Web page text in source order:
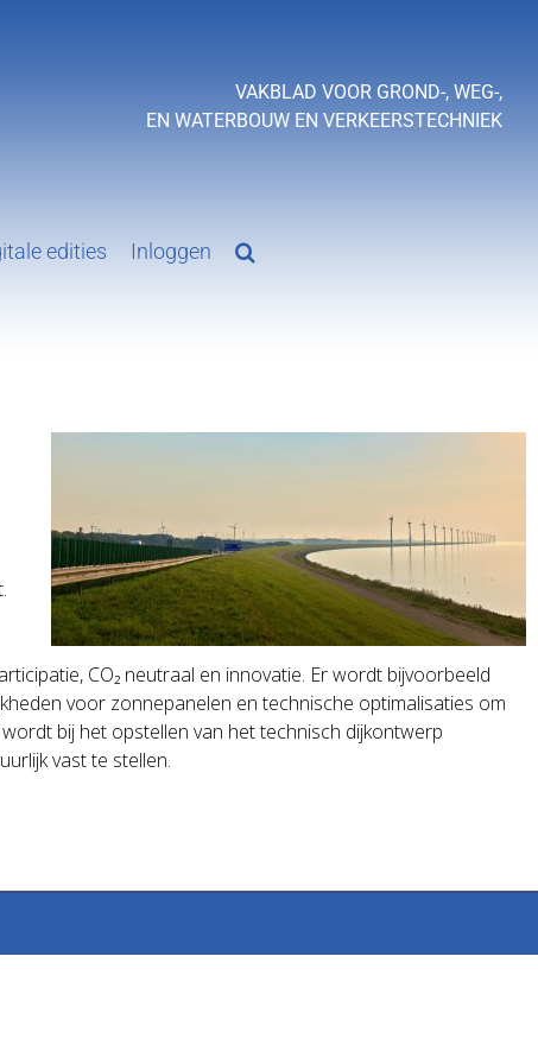
VAKBLAD VOOR GROND-, WEG-,
EN WATERBOUW EN VERKEERSTECHNIEK
edities Inloggen
CO₂ neutraal en innovatie. Er wordt bijvoorbeeld
voor zonnepanelen en technische optimalisaties om
bij het opstellen van het technisch dijkontwerp
vast te stellen.